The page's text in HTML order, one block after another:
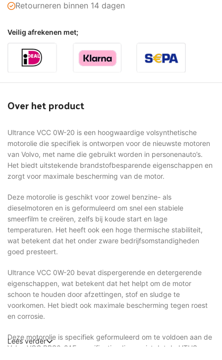
Retourneren binnen 14 dagen
Veilig afrekenen met;
Over het product
Ultrance VCC 0W-20 is een hoogwaardige volsynthetische
motorolie die specifiek is ontworpen voor de nieuwste motoren
van Volvo, met name die gebruikt worden in personenauto’s.
Het biedt uitstekende brandstofbesparende eigenschappen en
zorgt voor maximale bescherming van de motor.
Deze motorolie is geschikt voor zowel benzine- als
dieselmotoren en is geformuleerd om snel een stabiele
smeerfilm te creëren, zelfs bij koude start en lage
temperaturen. Het heeft ook een hoge thermische stabiliteit,
wat betekent dat het onder zware bedrijfsomstandigheden
goed presteert.
Ultrance VCC 0W-20 bevat dispergerende en detergerende
eigenschappen, wat betekent dat het helpt om de motor
schoon te houden door afzettingen, stof en sludge te
voorkomen. Het biedt ook maximale bescherming tegen roest
en corrosie.
Deze motorolie is specifiek geformuleerd om te voldoen aan de
Volvo VCC RBS0-2AE specificatie, die vereist dat de HTHS
Lees verder